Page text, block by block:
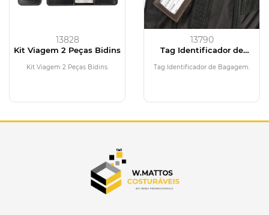
13828
Kit Viagem 2 Peças Bidins
Kit Viagem 2 Peças Bidins.
13790
Tag Identificador de
Tag Identificador de Bagagem.